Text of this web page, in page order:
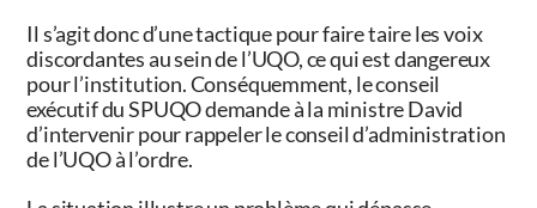
Il s’agit donc d’une tactique pour faire taire les voix
discordantes au sein de l’UQO, ce qui est dangereux
pour l’institution. Conséquemment, le conseil
exécutif du SPUQO demande à la ministre David
d’intervenir pour rappeler le conseil d’administration
de l’UQO à l’ordre.